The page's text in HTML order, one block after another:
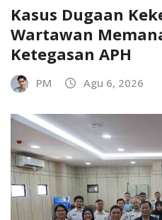
Kasus Dugaan
Wartawan
Ketegasan APH
PM Agu 6, 2026